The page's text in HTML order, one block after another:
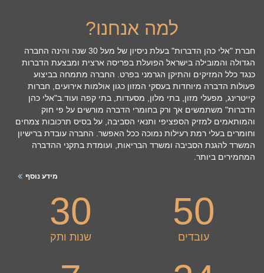
למה אנחנו?
חברת "אלי כהן הדברות" בעלת ניסיון של מעל 30 שנה והינה החברה
הגדולה והמובילה בישראל הפועלת בפריסה ארצית ומבצעת הדברות
כנגד כלל המזיקים והתיקן הגרמני בפרט. החברה מתמחה בביצוע
פעולות הדברה מיוחדות בעסקי המזון כגון אולמות אירועים, חברות
קייטרינג, מפעלי מזון, בתי מלון, מסעדות, בתי קפה ועוד.ב"אלי כהן
הדברות" משתמשים אך ורק בחומרי הדברה מורשים על פי חוק
והמותאמים למזיק הספציפי ותנאי הסביבה, על בסיס תרכובות צמחים
וחומרים בעלי רמת רעילות נמוכה ככל האפשר. החברה עובדת ברישיון
המשרד להגנת הסביבה ומשרד הבריאות, ועומדת בתקני ההדברה
המחמירים ביותר.
מידע נוסף
50
עובדים
30
שנות ותק